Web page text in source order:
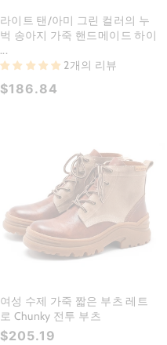
라이트 탠/아미 그린 컬러의 누
벅 송아지 가죽 핸드메이드 하이
...
2개의 리뷰
$186.84
여성 수제 가죽 짧은 부츠 레트
로 Chunky 전투 부츠
$205.19